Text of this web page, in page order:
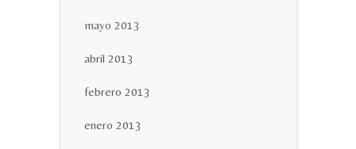
mayo 2013
abril 2013
febrero 2013
enero 2013